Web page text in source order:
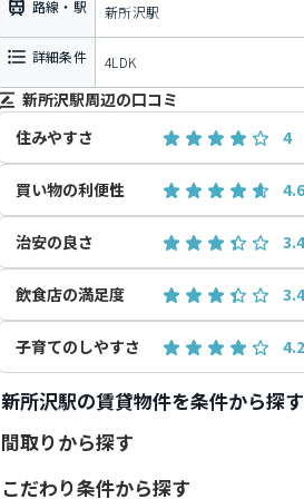
路線・駅 新所沢駅
詳細条件 4LDK
新所沢駅周辺の口コミ
住みやすさ
4
買い物の利便性 4.6
治安の良さ 3.4
飲食店の満足度 3.4
子育てのしやすさ 4.2
新所沢駅の賃貸物件を条件から探す
間取りから探す
こだわり条件から探す